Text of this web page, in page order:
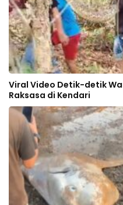
Viral Video Detik-detik
Raksasa di Kendari